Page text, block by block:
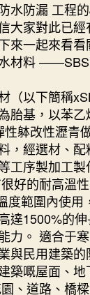
水防漏 工程
大家對此已
來一起來看
材料
（以下簡稱
胎基，以苯
躰改性瀝青
，經選材、
工序製加工
好的耐高溫
度範圍內使用
達1500%的
力。 適合于
與民用建築
築嘅屋面、
、道路、橋